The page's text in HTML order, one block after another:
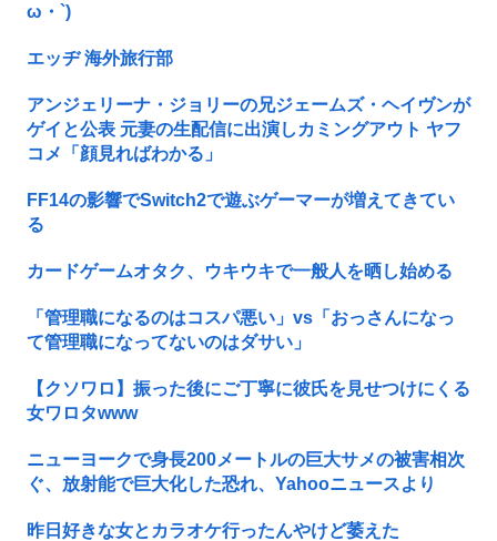
ω・`)
エッヂ 海外旅行部
アンジェリーナ・ジョリーの兄ジェームズ・ヘイヴンが
ゲイと公表 元妻の生配信に出演しカミングアウト ヤフ
コメ「顔見ればわかる」
FF14の影響でSwitch2で遊ぶゲーマーが増えてきてい
る
カードゲームオタク、ウキウキで一般人を晒し始める
「管理職になるのはコスパ悪い」vs「おっさんになっ
て管理職になってないのはダサい」
【クソワロ】振った後にご丁寧に彼氏を見せつけにくる
女ワロタwww
ニューヨークで身長200メートルの巨大サメの被害相次
ぐ、放射能で巨大化した恐れ、Yahooニュースより
昨日好きな女とカラオケ行ったんやけど萎えた